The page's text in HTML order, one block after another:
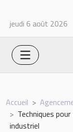
jeudi 6 août 2026
Accueil
Techniques
industriel